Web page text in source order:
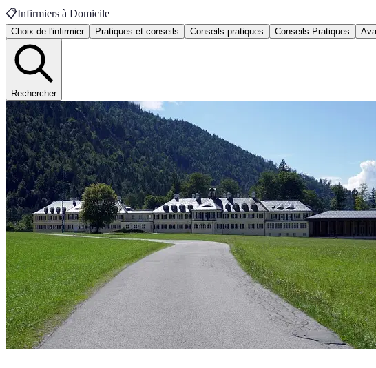
📋Infirmiers à Domicile
Choix de l'infirmier Pratiques et conseils Conseils pratiques Conseils Pratiques
Rechercher